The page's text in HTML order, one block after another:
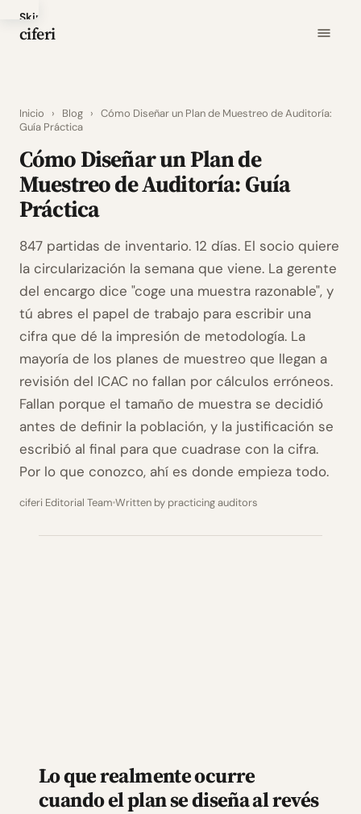
Skip
to
ciferi
Inicio › Blog › Cómo Diseñar un Plan de Muestreo de Auditoría:
Guía Práctica
Cómo Diseñar un Plan de
Muestreo de Auditoría: Guía
Práctica
847 partidas de inventario. 12 días. El socio quiere
la circularización la semana que viene. La gerente
del encargo dice "coge una muestra razonable", y
tú abres el papel de trabajo para escribir una
cifra que dé la impresión de metodología. La
mayoría de los planes de muestreo que llegan a
revisión del ICAC no fallan por cálculos erróneos.
Fallan porque el tamaño de muestra se decidió
antes de definir la población, y la justificación se
escribió al final para que cuadrase con la cifra.
Por lo que conozco, ahí es donde empieza todo.
ciferi Editorial Team Written by practicing auditors
Lo que realmente ocurre
cuando el plan se diseña al revés